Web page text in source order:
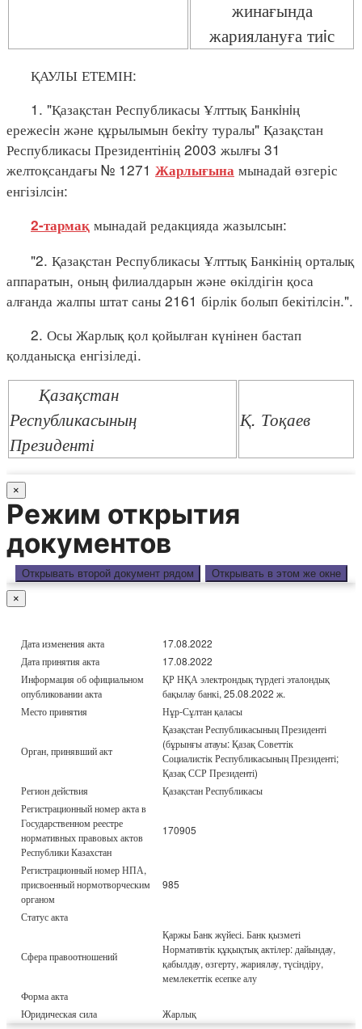
жинағында
жариялануға тиiс
ҚАУЛЫ ЕТЕМІН:
1. "Қазақстан Республикасы Ұлттық Банкiнiң
ережесiн және құрылымын бекiту туралы" Қазақстан
Республикасы Президентінің 2003 жылғы 31
желтоқсандағы № 1271 Жарлығына мынадай өзгеріс
енгізілсін:
2-тармақ мынадай редакцияда жазылсын:
"2. Қазақстан Республикасы Ұлттық Банкінің орталық
аппаратын, оның филиалдарын және өкілдігін қоса
алғанда жалпы штат саны 2161 бірлік болып бекітілсін.".
2. Осы Жарлық қол қойылған күнінен бастап
қолданысқа енгізіледі.
Қазақстан
Республикасының
Президенті
Қ. Тоқаев
×
Режим открытия
документов
Открывать второй документ рядом Открывать в этом же окне
×
Дата изменения акта
17.08.2022
Дата принятия акта
17.08.2022
Информация об официальном
опубликовании акта
ҚР НҚА электрондық түрдегі эталондық
бақылау банкі, 25.08.2022 ж.
Место принятия
Нұр-Сұлтан қаласы
Орган, принявший акт
Қазақстан Республикасының Президенті
(бұрынғы атауы: Қазақ Советтік
Социалистік Республикасының Президенті;
Қазақ ССР Президенті)
Регион действия
Қазақстан Республикасы
Регистрационный номер акта в
Государственном реестре
нормативных правовых актов
Республики Казахстан
170905
Регистрационный номер НПА,
присвоенный нормотворческим
органом
985
Статус акта
Сфера правоотношений
Қаржы Банк жүйесі. Банк қызметі
Нормативтік құқықтық актілер: дайындау,
қабылдау, өзгерту, жариялау, түсіндіру,
мемлекеттік есепке алу
Форма акта
Юридическая сила
Жарлық